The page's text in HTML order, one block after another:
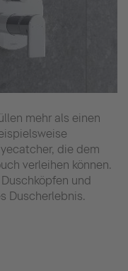
mehr als einen
die dem
verleihen können.
und
Duscherlebnis.